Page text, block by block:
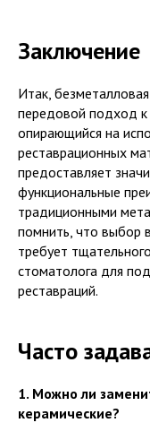
Заключение
Итак,
передовой подход к
опирающийся на
реставрационных
предоставляет
функциональные
традиционными
помнить, что выбор
требует
стоматолога для
реставраций.
Часто
1. Можно ли
керамические?